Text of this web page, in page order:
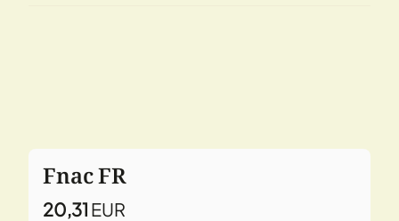
Fnac FR
20,31 EUR